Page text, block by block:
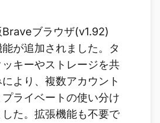
ブラウザ(v1.92)
が追加されました。タ
キーやストレージを共
より、複数アカウント
ライベートの使い分け
た。拡張機能も不要で